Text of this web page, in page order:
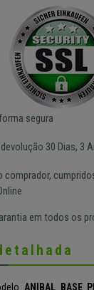
segura
30 Dias, 3
comprador,
em todos os
ANIBAL BASE